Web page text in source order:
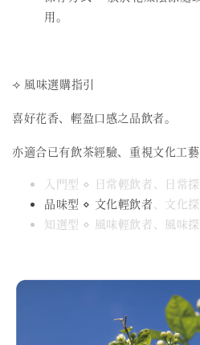
用。
⟢ 風味選購指引
喜好花香、輕盈口感之品飲者。
亦適合已有飲茶經驗、重視文化工
入門型 ⋄ 日常輕飲者、日常
品味型 ⋄ 文化輕飲者、文化
知選型 ⋄ 風味輕飲者、風味